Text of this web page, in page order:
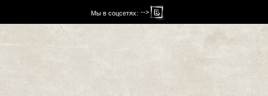
Мы в соцсетях: -->